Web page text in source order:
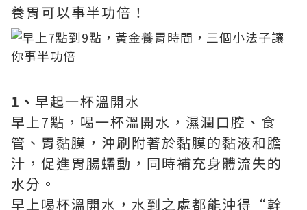
養胃可以事半功倍！
1、 早起一杯溫開水
早上7點，喝一杯溫開水，濕潤口腔、食
管、胃黏膜，沖刷附著於黏膜的黏液和膽
汁，促進胃腸蠕動，同時補充身體流失的
水分。
早上喝杯溫開水，水到之處都能沖得“幹